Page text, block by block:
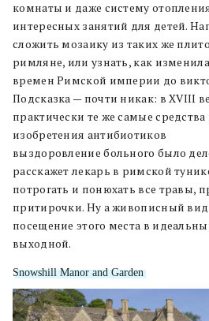
комнаты и даже систему
интересных занятий для детей.
сложить мозаику из таких же
римляне, или узнать, как
времен Римской империи до
Подсказка — почти никак: в XVIII
практически те же самые
изобретения антибиотиков
выздоровление больного было
расскажет лекарь в римской
потрогать и понюхать все травы,
притирочки. Ну а живописный вид
посещение этого места в
выходной.
Snowshill Manor and Garden